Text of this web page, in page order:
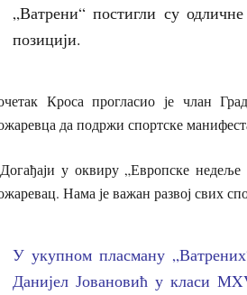
„Ватрени“ постигли су
позицији.
Кроса прогласио је члан
да подржи спортске
у оквиру „Европске
Нама је важан развој свих
У укупном пласману
Данијел Јовановић у класи